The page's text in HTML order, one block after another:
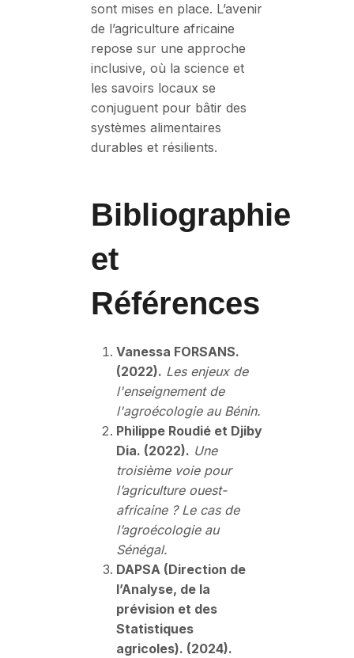
sont mises en place. L’avenir
de l’agriculture africaine
repose sur une approche
inclusive, où la science et
les savoirs locaux se
conjuguent pour bâtir des
systèmes alimentaires
durables et résilients.
Bibliographie
et
Références
Vanessa FORSANS.
(2022). Les enjeux de
l'enseignement de
l'agroécologie au Bénin.
Philippe Roudié et Djiby
Dia. (2022). Une
troisième voie pour
l’agriculture ouest-
africaine ? Le cas de
l’agroécologie au
Sénégal.
DAPSA (Direction de
l’Analyse, de la
prévision et des
Statistiques
agricoles). (2024).